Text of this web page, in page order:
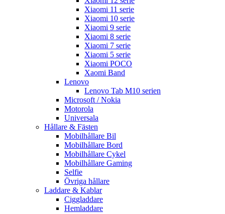
Xiaomi 11 serie
Xiaomi 10 serie
Xiaomi 9 serie
Xiaomi 8 serie
Xiaomi 7 serie
Xiaomi 5 serie
Xiaomi POCO
Xaomi Band
Lenovo
Lenovo Tab M10 serien
Microsoft / Nokia
Motorola
Universala
Hållare & Fästen
Mobilhållare Bil
Mobilhållare Bord
Mobilhållare Cykel
Mobilhållare Gaming
Selfie
Övriga hållare
Laddare & Kablar
Ciggladdare
Hemladdare